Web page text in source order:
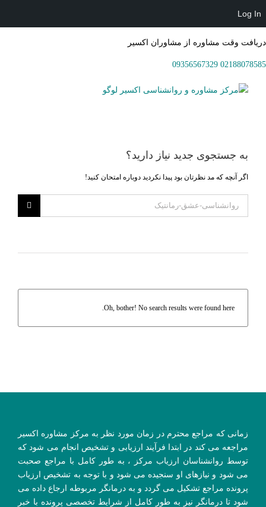
دریافت وقت مشاوره از مشاوران اکسیر
02188078585
09356567329
Log In
به جستجوی جديد نياز داريد؟
اگر آنچه که مد نظرتان بود پیدا نکردید دوباره امتحان کنید!
Oh, bother! No search results were found here.
زمانی که مراجع محترم در زمان مورد نظر به مرکز مشاوره اکسیر
مراجعه می کند در ابتدا فرآیند ارزیابی و تشخیص انجام می شود که
توسط روانشناسان ارزیاب مرکز ، به طور کامل با مراجع صحبت
می شود و نیازهای او سنجیده می شود و با توجه به تشخیص ارزیاب
پرونده مراجع تشکیل می گردد و به درمانگر مربوطه ارجاع داده می
شود تا درمانگر نیز به طور کامل از شرایط تخصصی پرونده با خبر